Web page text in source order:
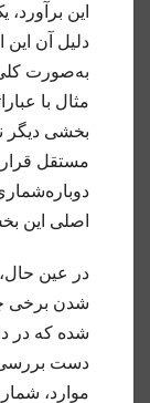
این
دلیل آن
به‌صورت
مثال با
بخشی دیگر
مستقل قرار
اصلی این
در عین
شدن برخی
شده که در
دست بررسی»
موارد،